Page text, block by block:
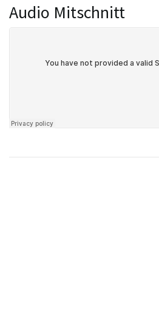
Audio Mitschnitt